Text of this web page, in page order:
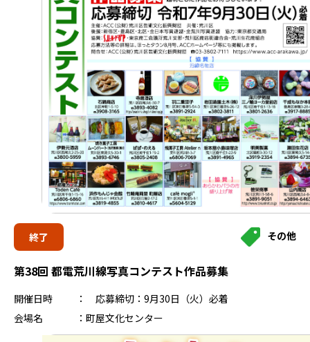
終了 その他
第38回 都電荒川線写真コンテスト作品募集
開催日時
応募締切：9月30日（火）必着
会場名
町屋文化センター